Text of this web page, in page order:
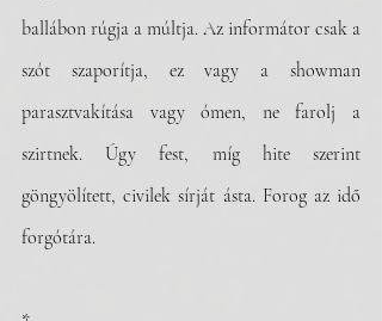
ballábon rúgja a múltja. Az informátor csak a
szót szaporítja, ez vagy a showman
parasztvakítása vagy ómen, ne farolj a
szirtnek. Úgy fest, míg hite szerint
göngyölített, civilek sírját ásta. Forog az idő
forgótára.